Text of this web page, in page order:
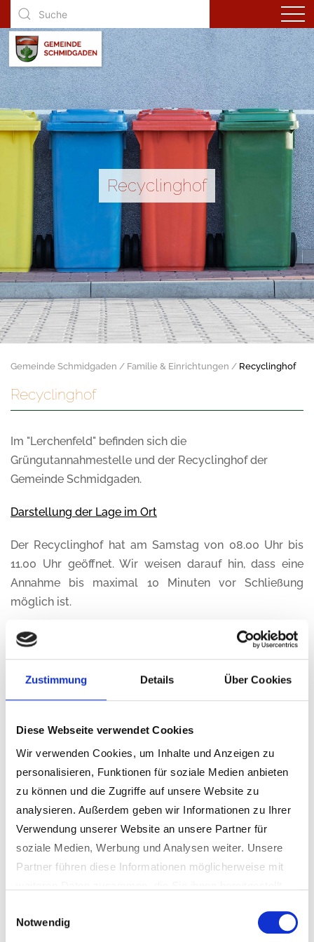
Zustimmung Details Über Cookies
Diese Webseite verwendet Cookies
Wir verwenden Cookies, um Inhalte und Anzeigen zu
personalisieren, Funktionen für soziale Medien anbieten
zu können und die Zugriffe auf unsere Website zu
analysieren. Außerdem geben wir Informationen zu Ihrer
Verwendung unserer Website an unsere Partner für
soziale Medien, Werbung und Analysen weiter. Unsere
Partner führen diese Informationen möglicherweise mit
gesammelt haben.
Notwendig
Recyclinghof
Gemeinde Schmidgaden Familie & Einrichtungen Recyclinghof
Recyclinghof
Im "Lerchenfeld" befinden sich die
Grüngutannahmestelle und der Recyclinghof der
Gemeinde Schmidgaden.
Darstellung der Lage im Ort
Der Recyclinghof hat am Samstag von 08.00 Uhr bis
11.00 Uhr geöffnet. Wir weisen darauf hin, dass eine
Annahme bis maximal 10 Minuten vor Schließung
möglich ist.
Bitte beachten: Es können nur Kleinmengen bis 0,5 cbm
pro Tag angeliefert werden. Größere Mengen (z.B.
Haushaltsauflösungen) sind auf eigene Kosten zu
Alle weiteren Informationen rund um das Thema
Keine Annahme von Altholz aus dem
Außenbereich an den Recyclinghöfen des
Landkreises Schwandorf
folgendes hin: